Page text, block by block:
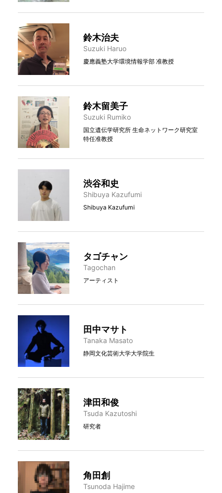
鈴木治夫
Suzuki Haruo
慶應義塾大学環境情報学部 准教授
鈴木留美子
Suzuki Rumiko
国立遺伝学研究所 生命ネットワーク研究室
特任准教授
渋谷和史
Shibuya Kazufumi
Shibuya Kazufumi
タゴチャン
Tagochan
アーティスト
田中マサト
Tanaka Masato
静岡文化芸術大学大学院生
津田和俊
Tsuda Kazutoshi
研究者
角田創
Tsunoda Hajime